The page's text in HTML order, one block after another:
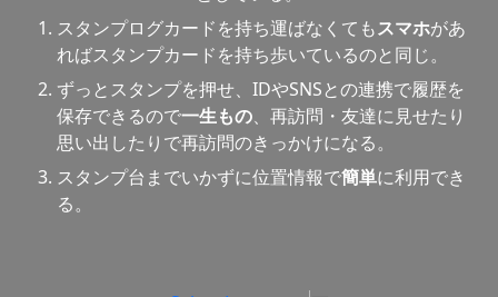
スタンプログカードを持ち運ばなくてもスマホがあ
ればスタンプカードを持ち歩いているのと同じ。
ずっとスタンプを押せ、IDやSNSとの連携で履歴を
保存できるので一生もの、再訪問・友達に見せたり
思い出したりで再訪問のきっかけになる。
スタンプ台までいかずに位置情報で簡単に利用でき
る。